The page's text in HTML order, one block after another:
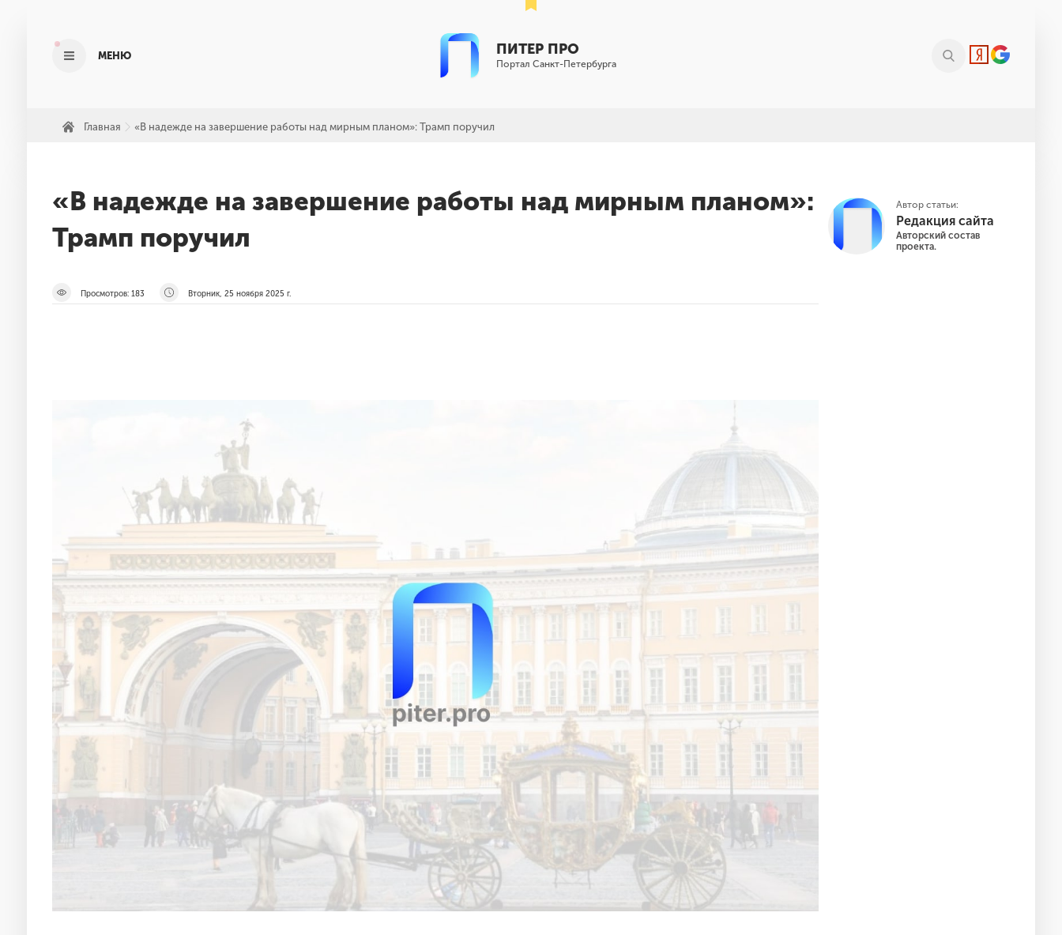
МЕНЮ ПИТЕР ПРО
Портал Санкт-Петербурга
Главная » «В надежде на завершение работы над мирным планом»: Трамп поручил
«В надежде на завершение работы над мирным планом»:
Трамп поручил
Просмотров: 183 Вторник, 25 ноября 2025 г.
Автор статьи:
Редакция сайта
Авторский состав
проекта.